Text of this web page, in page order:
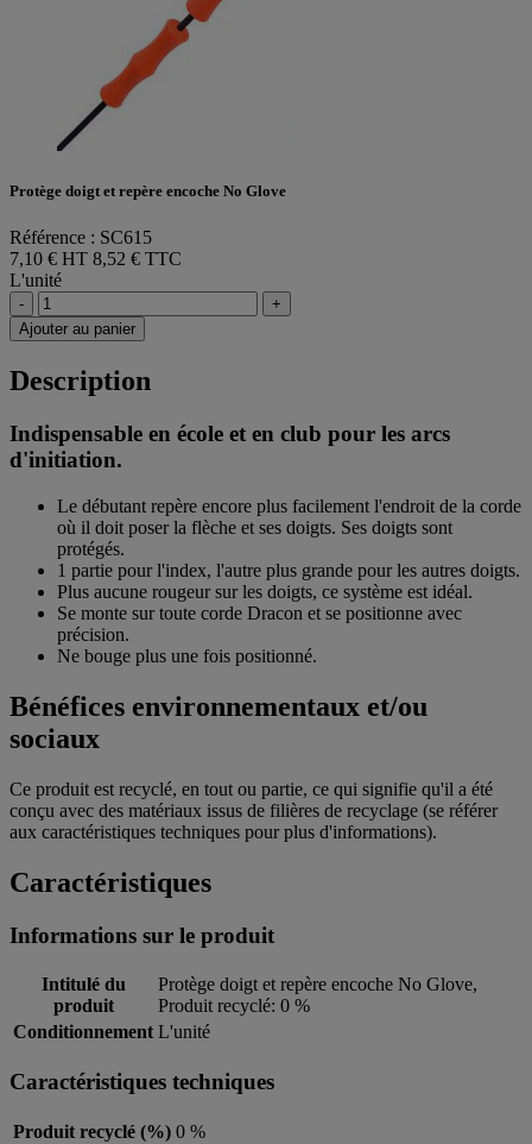
Protège doigt et repère encoche No Glove
Référence : SC615
7,10 € HT 8,52 € TTC
L'unité
-
+
Ajouter au panier
Description
Indispensable en école et en club pour les arcs
d'initiation.
Le débutant repère encore plus facilement l'endroit de la corde
où il doit poser la flèche et ses doigts. Ses doigts sont
protégés.
1 partie pour l'index, l'autre plus grande pour les autres doigts.
Plus aucune rougeur sur les doigts, ce système est idéal.
Se monte sur toute corde Dracon et se positionne avec
précision.
Ne bouge plus une fois positionné.
Bénéfices environnementaux et/ou
sociaux
Ce produit est recyclé, en tout ou partie, ce qui signifie qu'il a été
conçu avec des matériaux issus de filières de recyclage (se référer
aux caractéristiques techniques pour plus d'informations).
Caractéristiques
Informations sur le produit
Intitulé du
produit
Protège doigt et repère encoche No Glove,
Produit recyclé: 0 %
Conditionnement L'unité
Caractéristiques techniques
Produit recyclé (%) 0 %